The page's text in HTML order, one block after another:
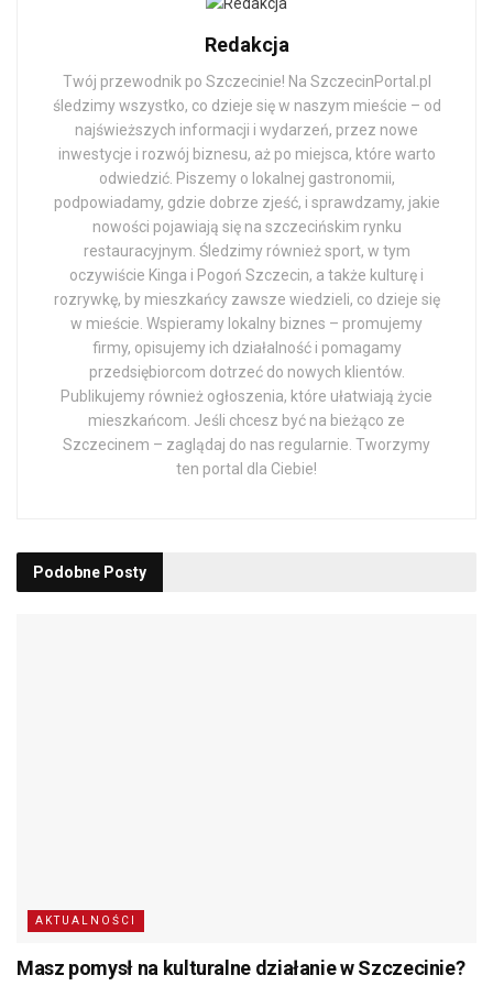
Redakcja
Twój przewodnik po Szczecinie! Na SzczecinPortal.pl
śledzimy wszystko, co dzieje się w naszym mieście – od
najświeższych informacji i wydarzeń, przez nowe
inwestycje i rozwój biznesu, aż po miejsca, które warto
odwiedzić. Piszemy o lokalnej gastronomii,
podpowiadamy, gdzie dobrze zjeść, i sprawdzamy, jakie
nowości pojawiają się na szczecińskim rynku
restauracyjnym. Śledzimy również sport, w tym
oczywiście Kinga i Pogoń Szczecin, a także kulturę i
rozrywkę, by mieszkańcy zawsze wiedzieli, co dzieje się
w mieście. Wspieramy lokalny biznes – promujemy
firmy, opisujemy ich działalność i pomagamy
przedsiębiorcom dotrzeć do nowych klientów.
Publikujemy również ogłoszenia, które ułatwiają życie
mieszkańcom. Jeśli chcesz być na bieżąco ze
Szczecinem – zaglądaj do nas regularnie. Tworzymy
ten portal dla Ciebie!
Podobne Posty
AKTUALNOŚCI
Masz pomysł na kulturalne działanie w Szczecinie?